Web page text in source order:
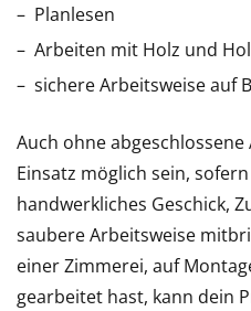
Planlesen
Arbeiten mit Holz und
sichere Arbeitsweise auf
Auch ohne
Einsatz möglich sein,
handwerkliches Geschick,
saubere Arbeitsweise
einer Zimmerei, auf
gearbeitet hast, kann dein